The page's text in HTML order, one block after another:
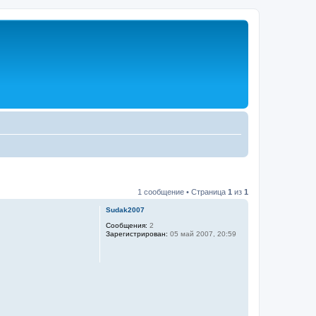
1 сообщение • Страница 1 из 1
Sudak2007
Сообщения: 2
Зарегистрирован: 05 май 2007, 20:59